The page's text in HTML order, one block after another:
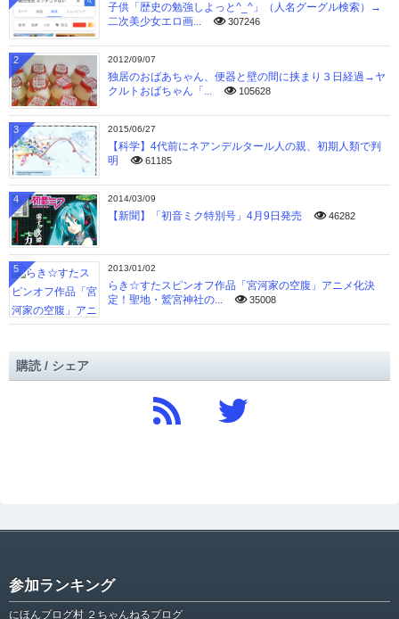
子供「歴史の勉強しよっと^_^」（人名グーグル検索）→
二次美少女エロ画...
307246
2012/09/07
独居のおばあちゃん、便器と壁の間に挟まり３日経過→ヤ
クルトおばちゃん「...
105628
2
2015/06/27
【科学】4代前にネアンデルタール人の親、初期人類で判
明
61185
3
2014/03/09
【新聞】「初音ミク特別号」4月9日発売 46282
4
2013/01/02
らき☆すたスピンオフ作品「宮河家の空腹」アニメ化決
定！聖地・鷲宮神社の...
35008
5
購読 / シェア
参加ランキング
にほんブログ村 ２ちゃんねるブログ